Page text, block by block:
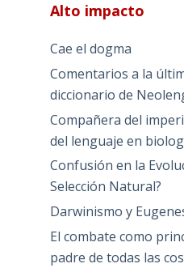
Alto impacto
Cae el dogma
Comentarios a la
diccionario de
Compañera del
del lenguaje en
Confusión en la
Selección Natural?
Darwinismo y
El combate como
padre de todas las